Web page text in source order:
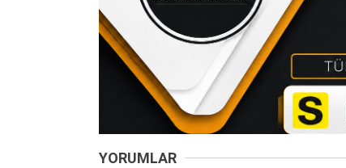
YORUMLAR